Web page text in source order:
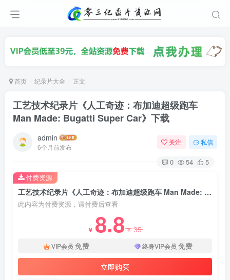
首页 纪录片大全 正文
工艺技术纪录片《人工奇迹：布加迪超级跑车
Man Made: Bugatti Super Car》下载
admin
6个月前发布
关注 私信
0 54 5
工艺技术纪录片《人工奇迹：布加迪超级跑车 Man Made: Bugatti Super Car》下载
此内容为付费资源，请付费后查看
￥ 8.8￥35
VIP会员 免费 终身VIP会员 免费
立即购买
付费资源